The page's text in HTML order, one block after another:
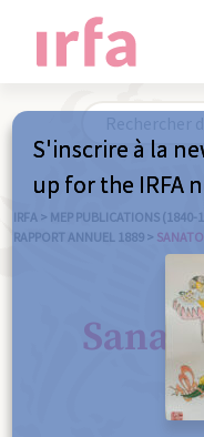
IRFA > MEP PUBLICATIONS (1840-
RAPPORT ANNUEL 1889 >
S'inscrire à la
up for the IRFA